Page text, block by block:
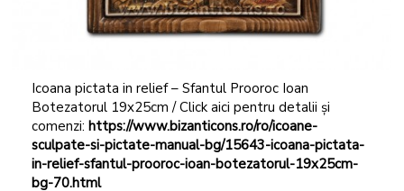
Icoana pictata in relief – Sfantul Prooroc Ioan
Botezatorul 19x25cm / Click aici pentru detalii și
comenzi: https://www.bizanticons.ro/ro/icoane-
sculpate-si-pictate-manual-bg/15643-icoana-pictata-
in-relief-sfantul-prooroc-ioan-botezatorul-19x25cm-
bg-70.html